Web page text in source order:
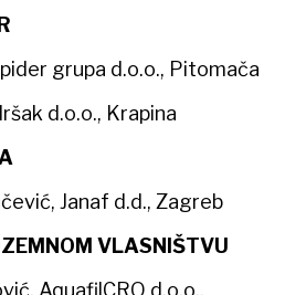
grupa d.o.o., Pitomača
d.o.o., Krapina
Janaf d.d., Zagreb
VLASNIŠTVU
AquafilCRO d.o.o.,